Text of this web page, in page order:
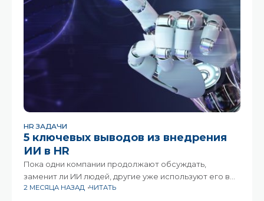
HR ЗАДАЧИ
5 ключевых выводов из внедрения
ИИ в HR
Пока одни компании продолжают обсуждать,
заменит ли ИИ людей, другие уже используют его в
ежедневной работе HR-команд — не в теории, а на
2 МЕСЯЦА НАЗАД ЧИТАТЬ